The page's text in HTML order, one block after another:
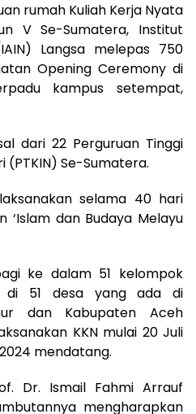
rumah Kuliah Kerja Nyata
V Se-Sumatera, Institut
Langsa melepas 750
Opening Ceremony di
kampus setempat,
dari 22 Perguruan Tinggi
(PTKIN) Se-Sumatera.
selama 40 hari
dan Budaya Melayu
ke dalam 51 kelompok
di 51 desa yang ada di
dan Kabupaten Aceh
KKN mulai 20 Juli
mendatang.
Dr. Ismail Fahmi Arrauf
mengharapkan